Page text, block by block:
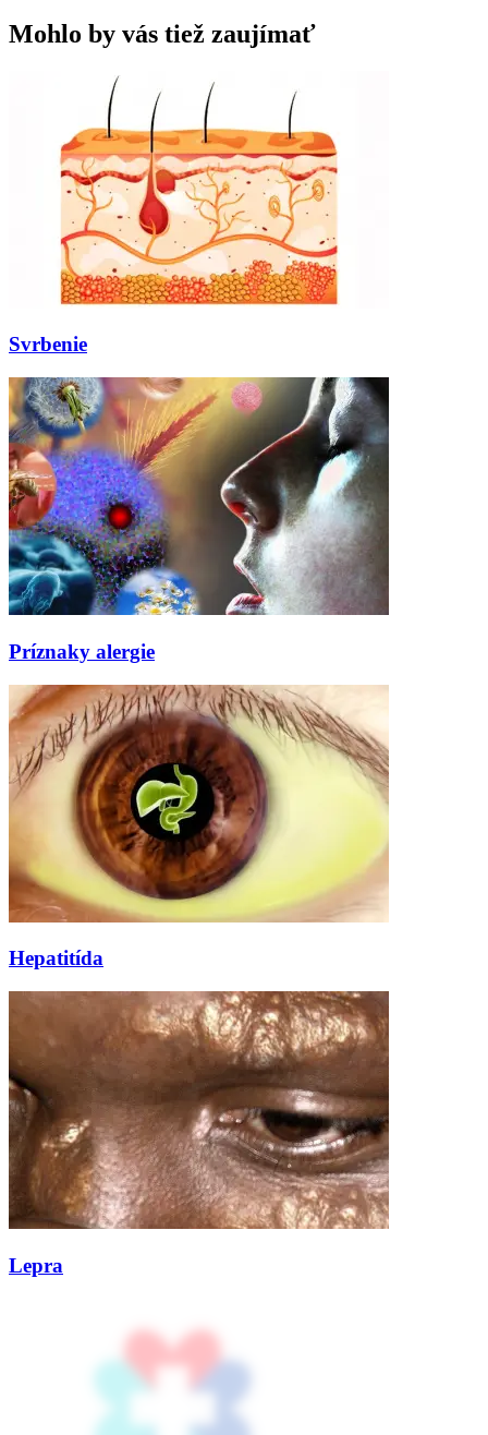
Mohlo by vás tiež zaujímať
Svrbenie
Príznaky alergie
Hepatitída
Lepra